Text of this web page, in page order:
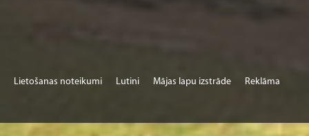
Lietošanas noteikumi Lutini Mājas lapu izstrāde Reklāma